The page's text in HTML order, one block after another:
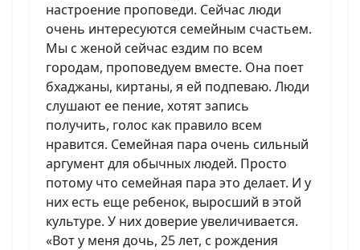
настроение проповеди. Сейчас люди
очень интересуются семейным счастьем.
Мы с женой сейчас ездим по всем
городам, проповедуем вместе. Она поет
бхаджаны, киртаны, я ей подпеваю. Люди
слушают ее пение, хотят запись
получить, голос как правило всем
нравится. Семейная пара очень сильный
аргумент для обычных людей. Просто
потому что семейная пара это делает. И у
них есть еще ребенок, выросший в этой
культуре. У них доверие увеличивается.
«Вот у меня дочь, 25 лет, с рождения